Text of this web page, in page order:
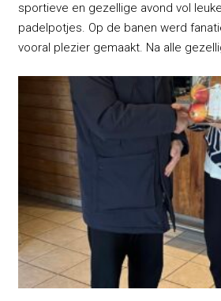
sportieve en gezellige avond vol
padelpotjes. Op de banen werd
vooral plezier gemaakt. Na alle